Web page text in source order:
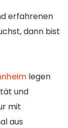
erfahrenen
dann bist
legen
und
mit
aus